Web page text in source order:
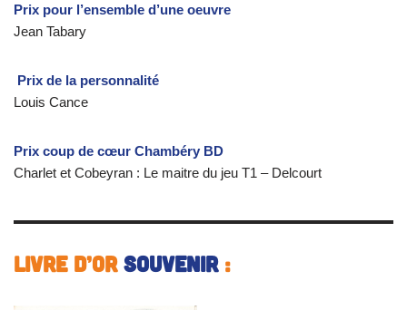
Prix pour l’ensemble d’une oeuvre
Jean Tabary
Prix de la personnalité
Louis Cance
Prix coup de cœur Chambéry BD
Charlet et Cobeyran : Le maitre du jeu T1 – Delcourt
Livre d’or souvenir :